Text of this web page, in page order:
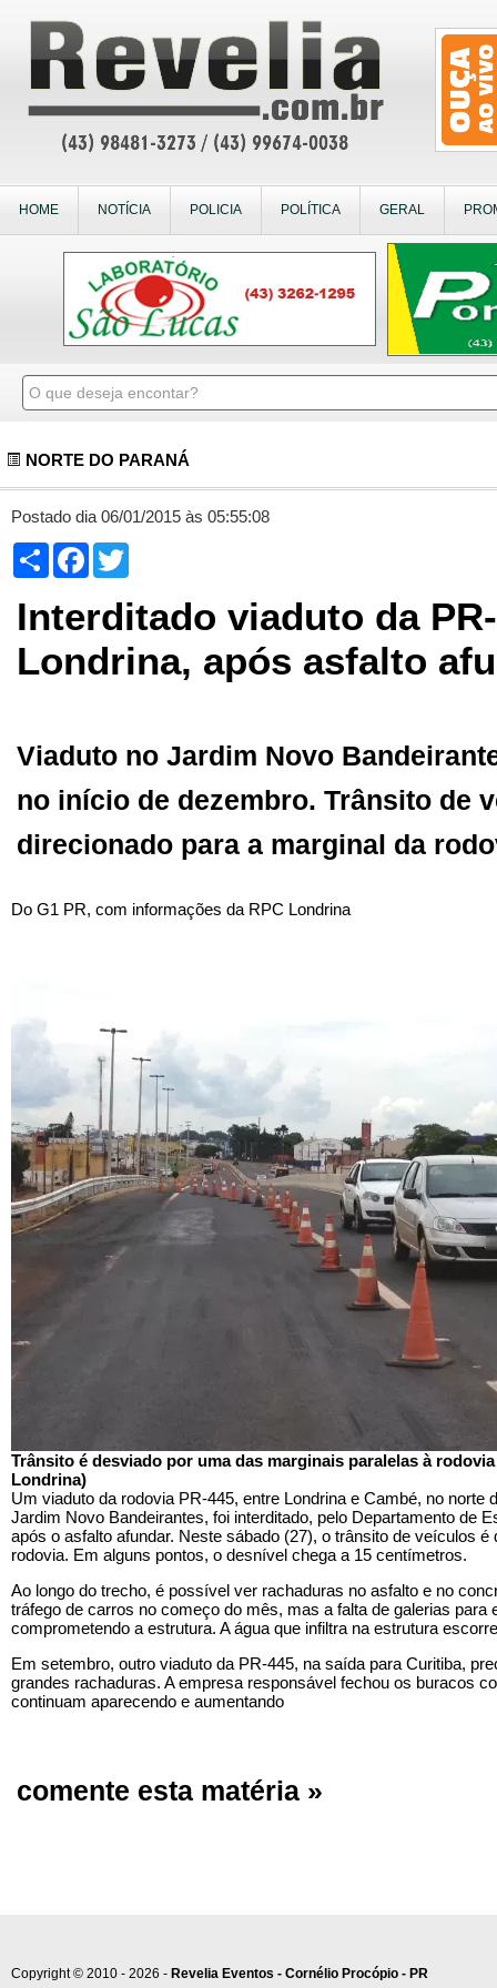
HOME NOTÍCIA POLICIA POLÍTICA GERAL
NORTE DO PARANÁ
Postado dia 06/01/2015 às 05:55:08
Compartilhar
Facebook
Interditado viaduto da
Londrina, após asfalto
Viaduto no Jardim Novo
no início de dezembro. Trânsito de
direcionado para a marginal da
Do G1 PR, com informações da RPC Londrina
Trânsito é desviado por uma das marginais paralelas à
Londrina)
Um viaduto da rodovia PR-445, entre Londrina e Cambé, no norte
Jardim Novo Bandeirantes, foi interditado, pelo Departamento de
após o asfalto afundar. Neste sábado (27), o trânsito de veículos é
rodovia. Em alguns pontos, o desnível chega a 15 centímetros.
Ao longo do trecho, é possível ver rachaduras no asfalto e no
tráfego de carros no começo do mês, mas a falta de galerias para
comprometendo a estrutura. A água que infiltra na estrutura
Em setembro, outro viaduto da PR-445, na saída para Curitiba,
grandes rachaduras. A empresa responsável fechou os buracos
continuam aparecendo e aumentando
comente esta matéria »
Copyright © 2010 - 2026 - Revelia Eventos - Cornélio Procópio - PR